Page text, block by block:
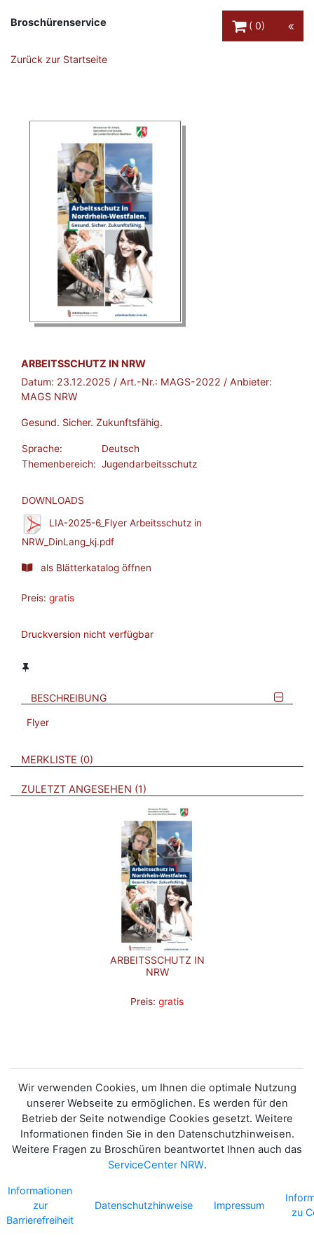
Broschürenservice
0
Zurück zur Startseite
BROSCHÜRE:
ARBEITSSCHUTZ IN NRW
Datum: 23.12.2025 / Art.-Nr.: MAGS-2022 / Anbieter:
MAGS NRW
Gesund. Sicher. Zukunftsfähig.
Sprache:
Deutsch
Themenbereich: Jugendarbeitsschutz
DOWNLOADS
LIA-2025-6_Flyer Arbeitsschutz in
NRW_DinLang_kj.pdf
als Blätterkatalog öffnen
Preis: gratis
Druckversion nicht verfügbar
BESCHREIBUNG
Flyer
VERWEISE AUF VERMERKTE- ODER ZULETZT ANGESEHENE
MERKLISTE 0 BROSCHÜREN
ZULETZT ANGESEHEN 1 BROSCHÜREN
ARBEITSSCHUTZ IN
NRW
Preis: gratis
Wir verwenden Cookies, um Ihnen die optimale Nutzung
unserer Webseite zu ermöglichen. Es werden für den
Betrieb der Seite notwendige Cookies gesetzt. Weitere
Informationen finden Sie in den Datenschutzhinweisen.
Weitere Fragen zu Broschüren beantwortet Ihnen auch das
ServiceCenter NRW.
Informationen
zur
Barrierefreiheit
Datenschutzhinweise Impressum
zu